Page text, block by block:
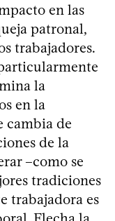
en las
patronal,
trabajadores.
la
en la
cambia de
de la
–como se
tradiciones
trabajadora es